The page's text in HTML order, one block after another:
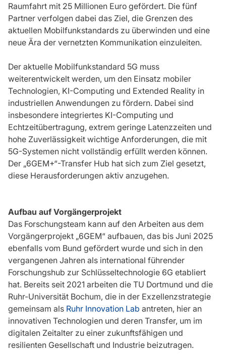
Raumfahrt mit 25 Millionen Euro gefördert. Die fünf
Partner verfolgen dabei das Ziel, die Grenzen des
aktuellen Mobilfunkstandards zu überwinden und eine
neue Ära der vernetzten Kommunikation einzuleiten.
Der aktuelle Mobilfunkstandard 5G muss
weiterentwickelt werden, um den Einsatz mobiler
Technologien, KI-Computing und Extended Reality in
industriellen Anwendungen zu fördern. Dabei sind
insbesondere integriertes KI-Computing und
Echtzeitübertragung, extrem geringe Latenzzeiten und
hohe Zuverlässigkeit wichtige Anforderungen, die mit
5G-Systemen nicht vollständig erfüllt werden können.
Der „6GEM+“-Transfer Hub hat sich zum Ziel gesetzt,
diese Herausforderungen aktiv anzugehen.
Aufbau auf Vorgängerprojekt
Das Forschungsteam kann auf den Arbeiten aus dem
Vorgängerprojekt „6GEM“ aufbauen, das bis Juni 2025
ebenfalls vom Bund gefördert wurde und sich in den
vergangenen Jahren als international führender
Forschungshub zur Schlüsseltechnologie 6G etabliert
hat. Bereits seit 2021 arbeiten die TU Dortmund und die
Ruhr-Universität Bochum, die in der Exzellenzstrategie
gemeinsam als Ruhr Innovation Lab antreten, hier an
innovativen Technologien und deren Transfer, um im
digitalen Zeitalter zu einer zukunftsfähigen und
resilienten Gesellschaft und Industrie beizutragen.